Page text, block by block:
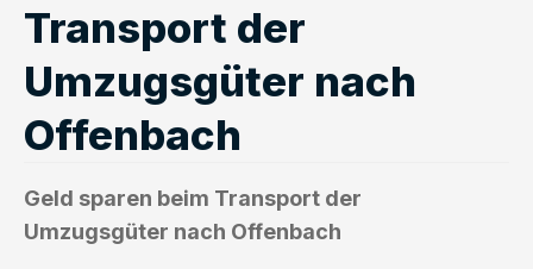
Transport der
Umzugsgüter nach
Offenbach
Geld sparen beim Transport der
Umzugsgüter nach Offenbach